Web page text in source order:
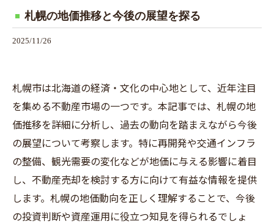
札幌の地価推移と今後の展望を探る
2025/11/26
札幌市は北海道の経済・文化の中心地として、近年注目
を集める不動産市場の一つです。本記事では、札幌の地
価推移を詳細に分析し、過去の動向を踏まえながら今後
の展望について考察します。特に再開発や交通インフラ
の整備、観光需要の変化などが地価に与える影響に着目
し、不動産売却を検討する方に向けて有益な情報を提供
します。札幌の地価動向を正しく理解することで、今後
の投資判断や資産運用に役立つ知見を得られるでしょ